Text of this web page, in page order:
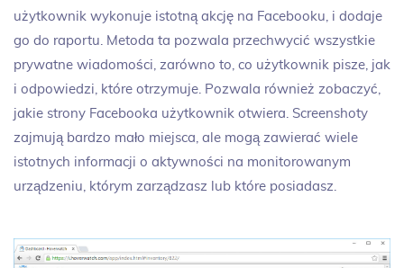
użytkownik wykonuje istotną akcję na Facebooku, i dodaje
go do raportu. Metoda ta pozwala przechwycić wszystkie
prywatne wiadomości, zarówno to, co użytkownik pisze, jak
i odpowiedzi, które otrzymuje. Pozwala również zobaczyć,
jakie strony Facebooka użytkownik otwiera. Screenshoty
zajmują bardzo mało miejsca, ale mogą zawierać wiele
istotnych informacji o aktywności na monitorowanym
urządzeniu, którym zarządzasz lub które posiadasz.